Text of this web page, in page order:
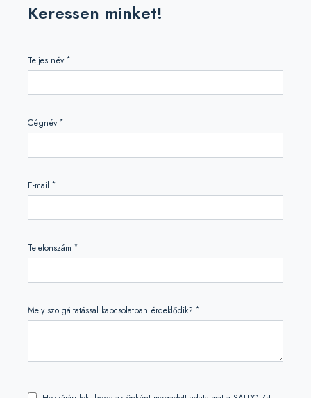
Keressen minket!
Teljes név *
Cégnév *
E-mail *
Telefonszám *
Mely szolgáltatással kapcsolatban érdeklődik? *